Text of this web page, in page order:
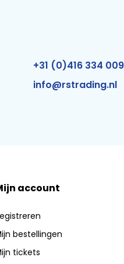
+31 (0)416 334 009
info@rstrading.nl
account
bestellingen
tickets